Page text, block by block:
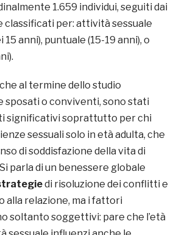
1.659 individui, seguiti dai
classificati per: attività sessuale
anni), puntuale (15-19 anni), o
al termine dello studio
sposati o conviventi, sono stati
significativi soprattutto per chi
sessuali solo in età adulta, che
di soddisfazione della vita di
parla di un benessere globale
di risoluzione dei conflitti e
alla relazione, ma i fattori
soltanto soggettivi: pare che l’età